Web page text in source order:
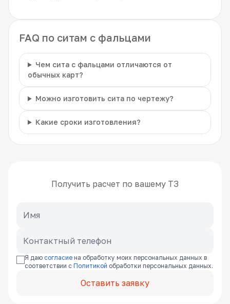
FAQ по ситам с фальцами
Чем сита с фальцами отличаются от
обычных карт?
Можно изготовить сита по чертежу?
Какие сроки изготовления?
Получить расчет по вашему ТЗ
Я даю согласие на обработку моих персональных данных в
соответствии с Политикой обработки персональных данных.
Оставить заявку